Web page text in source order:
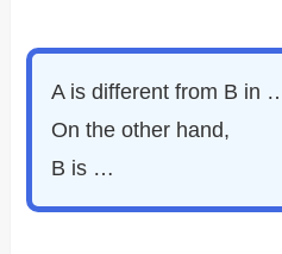
A is different from B in
On the other hand,
B is …